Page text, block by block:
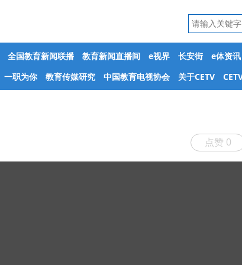
全国教育新闻联播 教育新闻直播间 e视界 长安街 e体资讯
一职为你 教育传媒研究 中国教育电视协会 关于CETV
点赞 0